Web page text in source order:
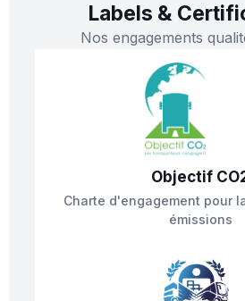
Labels &
Nos engagements
Objectif
Charte d'engagement pour
émissions